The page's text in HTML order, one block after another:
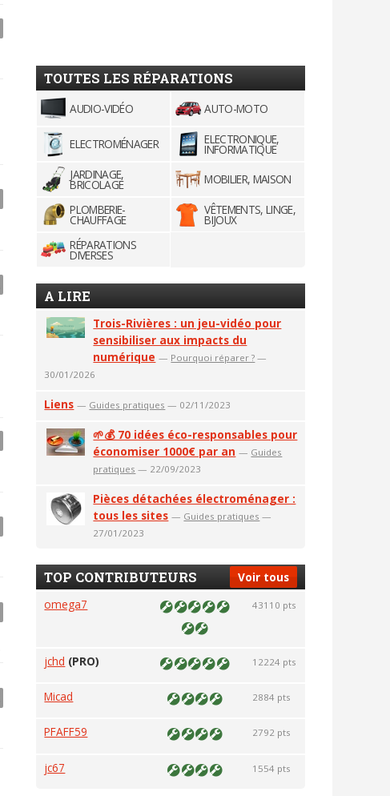
TOUTES LES RÉPARATIONS
AUDIO-VIDÉO AUTO-MOTO
ELECTROMÉNAGER ELECTRONIQUE,
INFORMATIQUE
JARDINAGE,
BRICOLAGE
MOBILIER, MAISON
PLOMBERIE-
CHAUFFAGE
VÊTEMENTS, LINGE,
BIJOUX
RÉPARATIONS
DIVERSES
A LIRE
Trois-Rivières : un jeu-vidéo pour
sensibiliser aux impacts du
numérique — Pourquoi réparer ? —
30/01/2026
Liens — Guides pratiques — 02/11/2023
🌱💰 70 idées éco-responsables pour
économiser 1000€ par an — Guides
pratiques — 22/09/2023
Pièces détachées électroménager :
tous les sites — Guides pratiques —
27/01/2023
Voir tous
TOP CONTRIBUTEURS
omega7 43110 pts
jchd (PRO) 12224 pts
Micad 2884 pts
PFAFF59 2792 pts
jc67 1554 pts